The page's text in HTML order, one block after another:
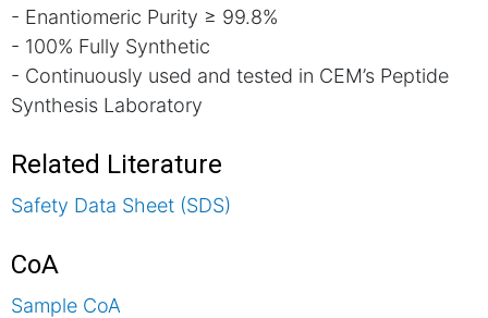
- Enantiomeric Purity ≥ 99.8%
- 100% Fully Synthetic
- Continuously used and tested in CEM’s Peptide
Synthesis Laboratory
Related Literature
Safety Data Sheet (SDS)
CoA
Sample CoA